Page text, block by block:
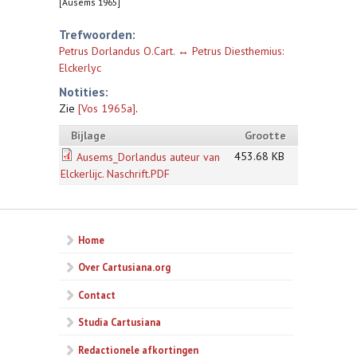
Trefwoorden:
Petrus Dorlandus O.Cart. ↔ Petrus Diesthemius:
Elckerlyc
Notities:
Zie [Vos 1965a].
Bijlage
Grootte
Ausems_Dorlandus auteur van
Elckerlijc. Naschrift.PDF
453.68 KB
Home
Over Cartusiana.org
Contact
Studia Cartusiana
Redactionele afkortingen